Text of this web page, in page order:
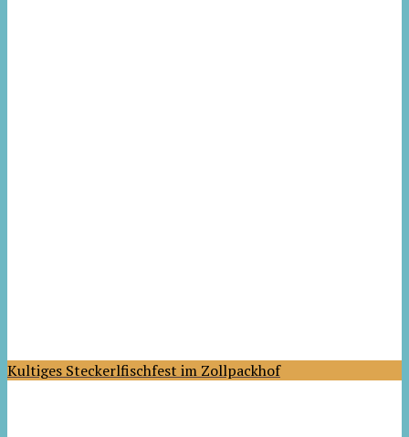
Kultiges Steckerlfischfest im Zollpackhof